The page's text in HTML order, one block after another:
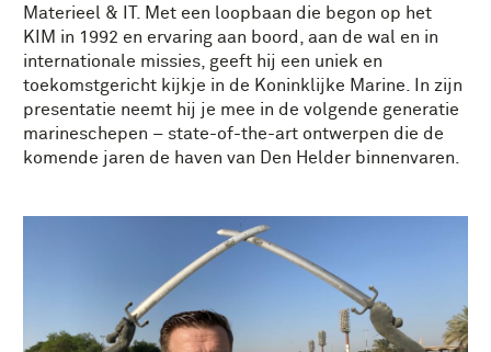
Materieel & IT. Met een loopbaan die begon op het
KIM in 1992 en ervaring aan boord, aan de wal en in
internationale missies, geeft hij een uniek en
toekomstgericht kijkje in de Koninklijke Marine. In zijn
presentatie neemt hij je mee in de volgende generatie
marineschepen – state-of-the-art ontwerpen die de
komende jaren de haven van Den Helder binnenvaren.